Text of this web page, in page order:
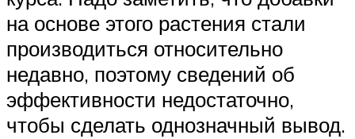
на основе этого растения стали
производиться относительно
недавно, поэтому сведений об
эффективности недостаточно,
чтобы сделать однозначный вывод.